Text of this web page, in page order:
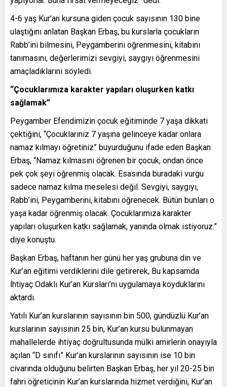
4-6 yaş Kur’an kursuna giden çocuk sayısının 130 bine
ulaştığını anlatan Başkan Erbaş, bu kurslarla çocukların
Rabb’ini bilmesini, Peygamberini öğrenmesini, kitabını
tanımasını, değerlerimizi sevgiyi, saygıyı öğrenmesini
amaçladıklarını söyledi.
“Çocuklarımıza karakter yapıları oluşurken katkı
sağlamak”
Peygamber Efendimizin çocuk eğitiminde 7 yaşa dikkati
çektiğini, “Çocuklarınız 7 yaşına gelinceye kadar onlara
namaz kılmayı öğretiniz” buyurduğunu ifade eden Başkan
Erbaş, “Namaz kılmasını öğrenen bir çocuk, ondan önce
pek çok şeyi öğrenmiş olacak. Esasında buradaki vurgu
sadece namaz kılma meselesi değil. Sevgiyi, saygıyı,
Rabb’ini, Peygamberini, kitabını öğrenecek. Bütün bunları o
yaşa kadar öğrenmiş olacak. Çocuklarımıza karakter
yapıları oluşurken katkı sağlamak, yanında olmak istiyoruz.”
diye konuştu.
Başkan Erbaş, haftanın her günü her yaş grubuna din ve
Kur’an eğitimi verdiklerini dile getirerek, Bu kapsamda
İhtiyaç Odaklı Kur’an Kursları’nı uygulamaya koyduklarını
aktardı.
Yatılı Kur’an kurslarının sayısının bin 500, gündüzlü Kur’an
kurslarının sayısının 25 bin, Kur’an kursu bulunmayan
mahallelerde ihtiyaç doğrultusunda mülki amirlerin onayıyla
açılan “D sınıfı” Kur’an kurslarının sayısının ise 10 bin
civarında olduğunu belirten Başkan Erbaş, her yıl 20-25 bin
fahri öğreticinin Kur’an kurslarında hizmet verdiğini, Kur’an